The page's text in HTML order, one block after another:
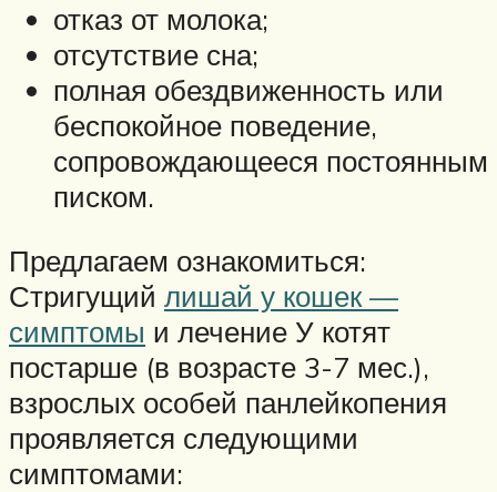
отказ от молока;
отсутствие сна;
полная обездвиженность или
беспокойное поведение,
сопровождающееся постоянным
писком.
Предлагаем ознакомиться:
Стригущий лишай у кошек —
симптомы и лечение У котят
постарше (в возрасте 3-7 мес.),
взрослых особей панлейкопения
проявляется следующими
симптомами: